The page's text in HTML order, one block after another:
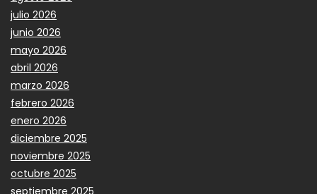
julio 2026
junio 2026
mayo 2026
abril 2026
marzo 2026
febrero 2026
enero 2026
diciembre 2025
noviembre 2025
octubre 2025